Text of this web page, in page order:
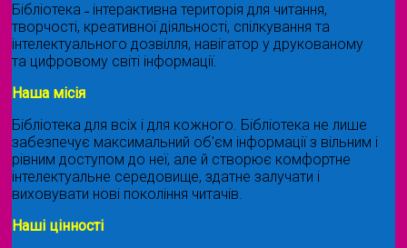
Бібліотека ˗ інтерактивна територія для читання,
творчості, креативної діяльності, спілкування та
інтелектуального дозвілля, навігатор у друкованому
та цифровому світі інформації.
Наша місія
Бібліотека для всіх і для кожного. Бібліотека не лише
забезпечує максимальний об'єм інформації з вільним і
рівним доступом до неї, але й створює комфортне
інтелектуальне середовище, здатне залучати і
виховувати нові покоління читачів.
Наші цінності